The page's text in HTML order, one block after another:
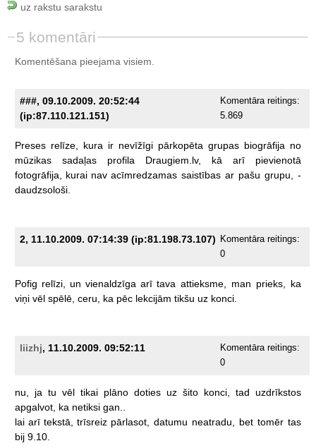
uz rakstu sarakstu
5 komentāri
Komentēšana pieejama visiem.
###, 09.10.2009. 20:52:44
(ip:87.110.121.151)
Komentāra reitings:
5.869
Preses relīze, kura ir nevīžīgi pārkopēta grupas biogrāfija no
mūzikas
sadaļas profila Draugiem.lv, kā arī
pievienotā
fotogrāfija,
kurai nav acīmredzamas saistības ar pašu grupu,
-
daudzsološi.
2, 11.10.2009. 07:14:39 (ip:81.198.73.107)
Komentāra reitings:
0
Pofig relīzi, un vienaldzīga arī tava attieksme, man prieks,
ka
viņi vēl spēlē, ceru, ka pēc lekcijām tikšu uz konci.
liizhj, 11.10.2009. 09:52:11
Komentāra reitings:
0
nu, ja tu vēl tikai plāno doties uz šito konci, tad uzdrīkstos
apgalvot, ka netiksi gan..
lai arī tekstā, trīsreiz pārlasot, datumu neatradu, bet tomēr tas
bij 9.10.